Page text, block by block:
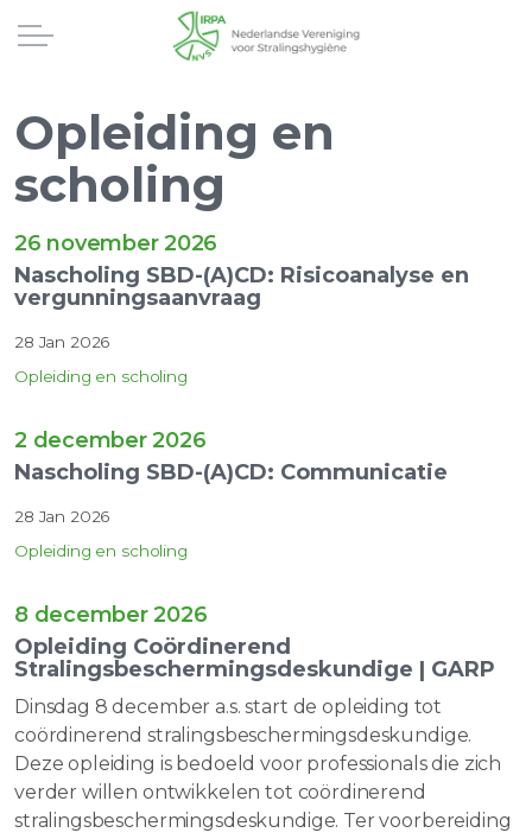
Opleiding en
scholing
26 november 2026
Nascholing SBD-(A)CD: Risicoanalyse en
vergunningsaanvraag
28 Jan 2026
Opleiding en scholing
2 december 2026
Nascholing SBD-(A)CD: Communicatie
28 Jan 2026
Opleiding en scholing
8 december 2026
Opleiding Coördinerend
Stralingsbeschermingsdeskundige | GARP
Dinsdag 8 december a.s. start de opleiding tot
coördinerend stralingsbeschermingsdeskundige.
Deze opleiding is bedoeld voor professionals die zich
verder willen ontwikkelen tot coördinerend
stralingsbeschermingsdeskundige. Ter voorbereiding